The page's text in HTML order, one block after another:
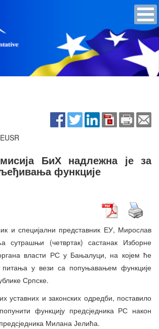
БиХ надлежна је за
функције
и специјални представник ЕУ, Мирослав
сутрашњи (четвртак) састанак Изборне
власти РС у Бањалуци, на којем ће
питања у вези са попуњавањем функције
Српске.
уставних и законских одредби, поставило
функцију предсједника РС након
Милана Јелића.